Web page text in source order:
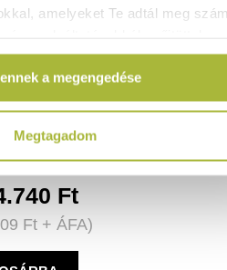
amelyeket Te adtál meg
a megengedése
Megtagadom
– 1270x525x(H)840 mm -
154908
Ft
Ft+ ÁFA)